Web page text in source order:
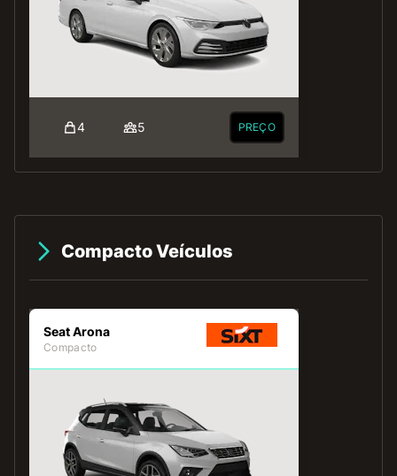
4 5 PREÇO
Compacto Veículos
Seat Arona
Compacto